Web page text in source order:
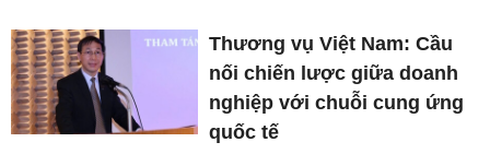
Thương vụ Việt Nam: Cầu
nối chiến lược giữa doanh
nghiệp với chuỗi cung ứng
quốc tế